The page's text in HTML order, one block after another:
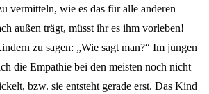
vermitteln, wie es das für alle anderen
außen trägt, müsst ihr es ihm vorleben!
zu sagen: „Wie sagt man?“ Im jungen
die Empathie bei den meisten noch nicht
bzw. sie entsteht gerade erst. Das Kind